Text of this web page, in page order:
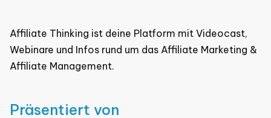
Affiliate Thinking ist deine Platform mit Videocast,
Webinare und Infos rund um das Affiliate Marketing &
Affiliate Management.
Präsentiert von